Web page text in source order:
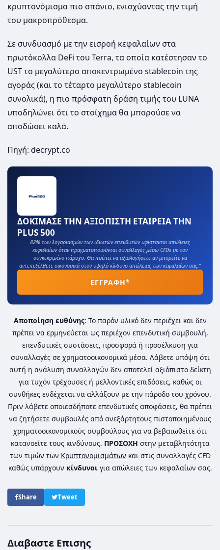
κρυπτονόμισμα πιο σπάνιο, ενισχύοντας την τιμή
του μακροπρόθεσμα.
Σε συνδυασμό με την εισροή κεφαλαίων στα
πρωτόκολλα DeFi του Terra, τα οποία κατέστησαν το
UST το μεγαλύτερο αποκεντρωμένο stablecoin της
αγοράς (και το τέταρτο μεγαλύτερο stablecoin
συνολικά), η πιο πρόσφατη δράση τιμής του LUNA
υποδηλώνει ότι το στοίχημα θα μπορούσε να
αποδώσει καλά.
Πηγή: decrypt.co
ΔΟΚΙΜΑΣΕ ΤΗΝ ΑΞΙΟΠΙΣΤΗ ΕΤΑΙΡΕΙΑ ΤΗΝ
PLUS 500
82% των λογαριασμών των ιδιωτών επενδυτών υφίστανται απώλειες
κεφαλαίων όταν πραγματοποιούνται συναλλαγές μέσω CFDs με τον
συγκεκριμένο πάροχο. Θα πρέπει να αξιολογήσετε αν μπορείτε να
αντεπεξέλθετε οικονομικά στον υψηλό κίνδυνο απώλειας των κεφαλαίων σας.”
ΕΓΓΡΑΦΗ*
Αποποίηση ευθύνης: Το παρόν υλικό δεν περιέχει και δεν
πρέπει να ερμηνεύεται ως περιέχον επενδυτική συμβουλή,
επενδυτικές συστάσεις, προσφορά ή προσέλκυση για
συναλλαγές σε χρηματοοικονομικά μέσα. Λάβετε υπόψη ότι
αυτή η ανάλυση συναλλαγών δεν αποτελεί αξιόπιστο δείκτη
για τυχόν τρέχουσες ή μελλοντικές επιδόσεις, καθώς οι
συνθήκες ενδέχεται να αλλάξουν με την πάροδο του χρόνου.
Πριν λάβετε οποιεσδήποτε επενδυτικές αποφάσεις, θα πρέπει
να ζητήσετε συμβουλές από ανεξάρτητους πιστοποιημένους
χρηματοοικονομικούς συμβούλους για να βεβαιωθείτε ότι
κατανοείτε τους κινδύνους. ΠΡΟΣΟΧΗ στην μεταβλητότητα
των τιμών των Κρυπτονομισμάτων και στις συναλλαγές CFD
καθώς υπάρχουν κίνδυνοιγια απώλειες των κεφαλαίων σας.
Share Tweet
Διαβαστε Επισης